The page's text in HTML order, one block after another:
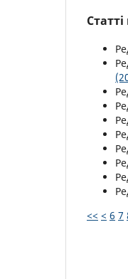
<< < 6 7